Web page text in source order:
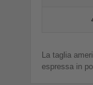
La taglia
espressa in